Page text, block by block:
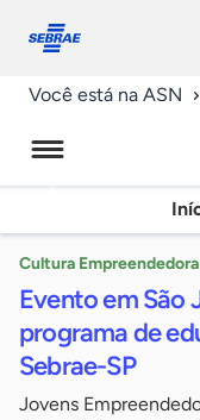
conosco
Você está na ASN
Cultura Empreendedora
Evento em São
programa de
Sebrae-SP
Jovens